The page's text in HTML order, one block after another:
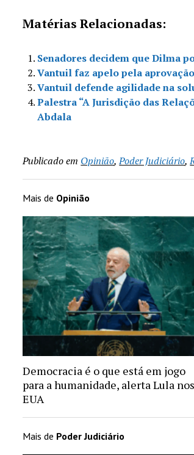
Matérias Relacionadas:
Senadores decidem que Dilma
Vantuil faz apelo pela
Vantuil defende agilidade na
Palestra “A Jurisdição das
Abdala
Publicado em Opinião,Poder Judiciário,
Mais de Opinião
Democracia é o que está em jogo
para a humanidade, alerta Lula nos
EUA
Mais de Poder Judiciário